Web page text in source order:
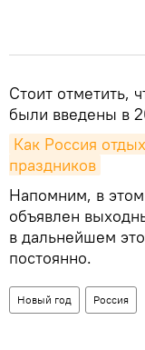
Стоит отметить,
были введены в
Как Россия
праздников
Напомним, в этом
объявлен
в дальнейшем
постоянно.
Новый год Россия